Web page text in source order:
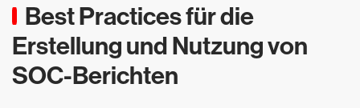
Best Practices für die
Erstellung und Nutzung von
SOC-Berichten